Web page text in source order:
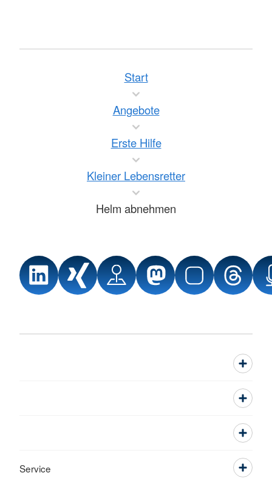
Start
Angebote
Erste Hilfe
Kleiner Lebensretter
Helm abnehmen
Service